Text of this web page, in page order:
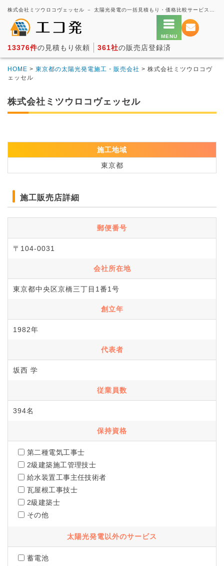
13376件の見積もり依頼 361社の販売店登録済
HOME > 東京都の太陽光発電施工・販売会社 > 株式会社ミツウロコヴ
ェッセル
株式会社ミツウロコヴェッセル
施工地域
東京都
施工販売店詳細
郵便番号
〒104-0031
会社所在地
東京都中央区京橋三丁目1番1号
創立年
1982年
代表者
坂西 学
従業員数
394名
保持資格
第二種電気工事士
2級建築施工管理技士
給水装置工事主任技術者
瓦屋根工事技士
2級建築士
その他
太陽光発電以外のサービス
蓄電池